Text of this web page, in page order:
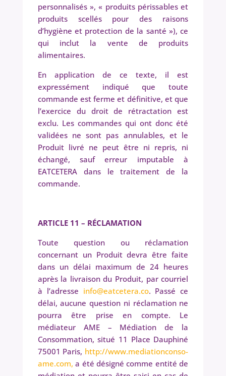
personnalisés », « produits périssables et
produits scellés pour des raisons
d’hygiène et protection de la santé »), ce
qui inclut la vente de produits
alimentaires.
En application de ce texte, il est
expressément indiqué que toute
commande est ferme et définitive, et que
l’exercice du droit de rétractation est
exclu. Les commandes qui ont donc été
validées ne sont pas annulables, et le
Produit livré ne peut être ni repris, ni
échangé, sauf erreur imputable à
EATCETERA dans le traitement de la
commande.
ARTICLE 11 – RÉCLAMATION
Toute question ou réclamation
concernant un Produit devra être faite
dans un délai maximum de 24 heures
après la livraison du Produit, par courriel
à l’adresse info@eatcetera.co. Passé ce
délai, aucune question ni réclamation ne
pourra être prise en compte. Le
médiateur AME – Médiation de la
Consommation, situé 11 Place Dauphiné
75001 Paris, http://www.mediationconso-
ame.com,a été désigné comme entité de